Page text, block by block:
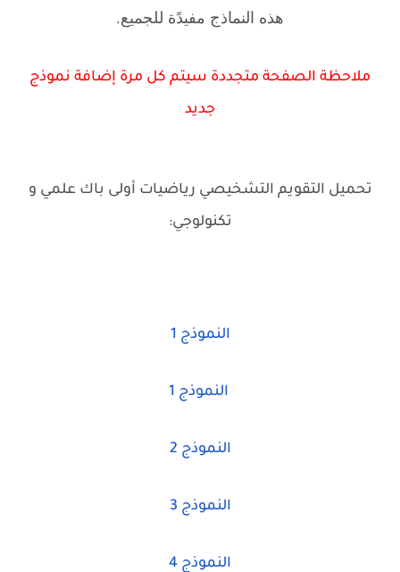
هذه النماذج مفيدًة للجميع.
ملاحظة الصفحة متجددة سيتم كل مرة إضافة نموذج
جديد
تحميل التقويم التشخيصي رياضيات أولى باك علمي و
تكنولوجي:
النموذج 1
النموذج 1
النموذج 2
النموذج 3
النموذج 4